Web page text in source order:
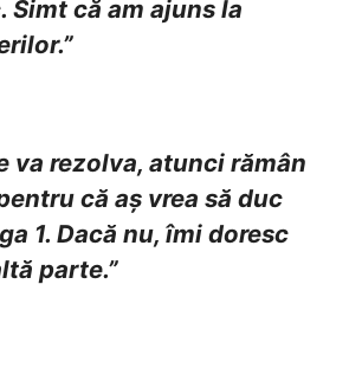
Simt că am ajuns la
va rezolva, atunci rămân
că aș vrea să duc
1. Dacă nu, îmi doresc
parte.”